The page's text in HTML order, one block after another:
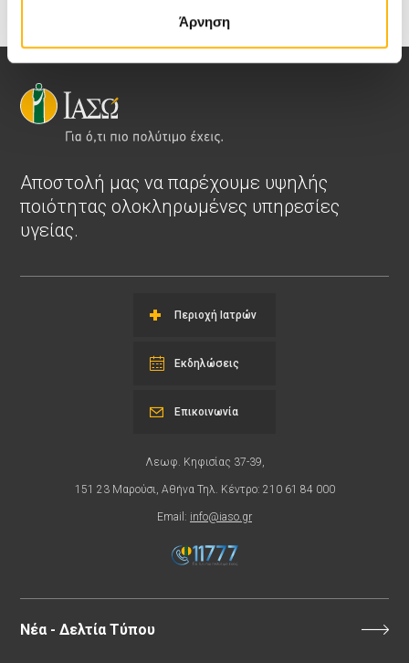
Άρνηση
Αποστολή μας να παρέχουμε υψηλής
ποιότητας ολοκληρωμένες υπηρεσίες
υγείας.
Περιοχή Ιατρών
Εκδηλώσεις
Λεωφ. Κηφισίας 37-39,
151 23 Μαρούσι, Αθήνα Τηλ. Κέντρο: 210 61 84 000
Email: info@iaso.gr
Επικοινωνία
Νέα - Δελτία Τύπου